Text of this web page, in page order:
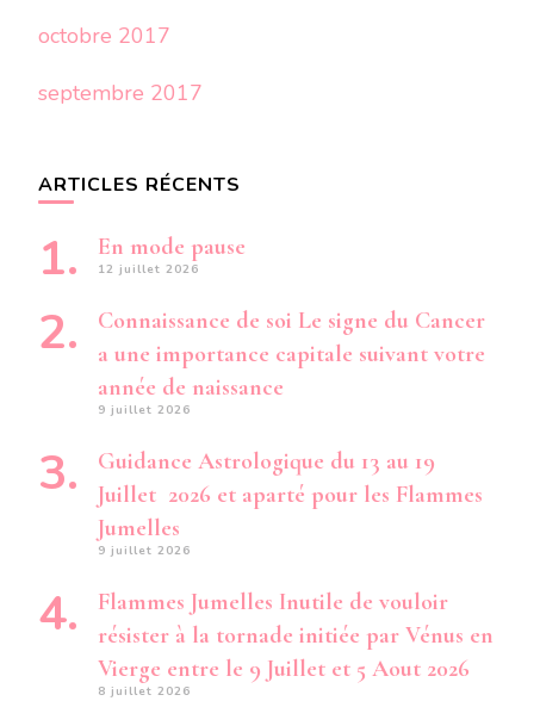
octobre 2017
septembre 2017
ARTICLES RÉCENTS
En mode pause
12 juillet 2026
Connaissance de soi Le signe du Cancer
a une importance capitale suivant votre
année de naissance
9 juillet 2026
Guidance Astrologique du 13 au 19
Juillet 2026 et aparté pour les Flammes
Jumelles
9 juillet 2026
Flammes Jumelles Inutile de vouloir
résister à la tornade initiée par Vénus en
Vierge entre le 9 Juillet et 5 Aout 2026
8 juillet 2026